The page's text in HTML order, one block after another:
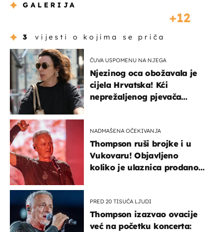
GALERIJA
12
3 vijesti o kojima se priča
ČUVA USPOMENU NA NJEGA
Njezinog oca obožavala je
cijela Hrvatska! Kći
neprežaljenog pjevača
NADMAŠENA OČEKIVANJA
Thompson ruši brojke i u
Vukovaru! Objavljeno
koliko je ulaznica prodano
PRED 20 TISUĆA LJUDI
Thompson izazvao ovacije
već na početku koncerta: